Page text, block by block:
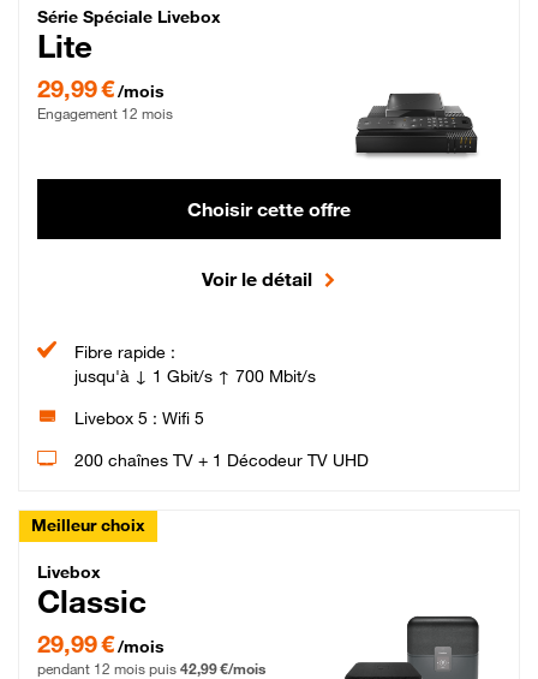
Série Spéciale Livebox Lite Fibre
Série Spéciale Livebox
Lite
29,99 €/mois
Engagement 12 mois
Choisir cette offre
Voir le détail
Fibre rapide :
jusqu'à ↓ 1 Gbit/s ↑ 700 Mbit/s
Livebox 5 : Wifi 5
200 chaînes TV + 1 Décodeur TV UHD
Meilleur choix
Livebox Classic Fibre
Livebox
Classic
29,99 € par mois pendant 12 mois puis 42,99 € par mois, Engagement 12 mois
29,99 €/mois
pendant 12 mois puis 42,99 €/mois